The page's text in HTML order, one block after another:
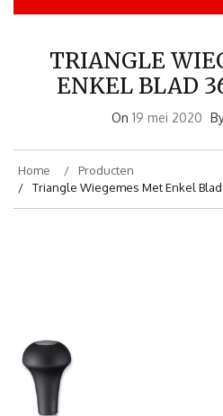
TRIANGLE
ENKEL BLAD
On 19 mei 2020
Home
Producten
Triangle Wiegemes Met Enkel